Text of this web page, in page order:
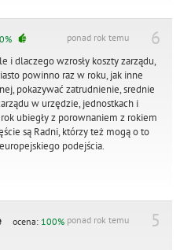
6
ponad rok temu
i dlaczego wzrosły koszty zarządu,
powinno raz w roku, jak inne
pokazywać zatrudnienie, srednie
w urzędzie, jednostkach i
ubiegły z porownaniem z rokiem
są Radni, którzy też mogą o to
podejścia.
5
ponad rok temu
ocena: 100%